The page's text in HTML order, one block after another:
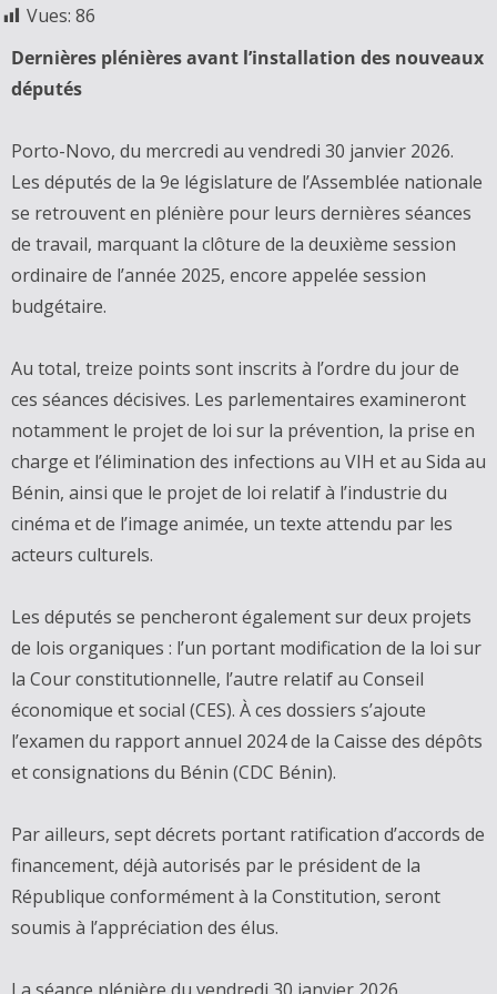
Vues: 86
Dernières plénières avant l’installation des nouveaux
députés
Porto-Novo, du mercredi au vendredi 30 janvier 2026.
Les députés de la 9e législature de l’Assemblée nationale
se retrouvent en plénière pour leurs dernières séances
de travail, marquant la clôture de la deuxième session
ordinaire de l’année 2025, encore appelée session
budgétaire.
Au total, treize points sont inscrits à l’ordre du jour de
ces séances décisives. Les parlementaires examineront
notamment le projet de loi sur la prévention, la prise en
charge et l’élimination des infections au VIH et au Sida au
Bénin, ainsi que le projet de loi relatif à l’industrie du
cinéma et de l’image animée, un texte attendu par les
acteurs culturels.
Les députés se pencheront également sur deux projets
de lois organiques : l’un portant modification de la loi sur
la Cour constitutionnelle, l’autre relatif au Conseil
économique et social (CES). À ces dossiers s’ajoute
l’examen du rapport annuel 2024 de la Caisse des dépôts
et consignations du Bénin (CDC Bénin).
Par ailleurs, sept décrets portant ratification d’accords de
financement, déjà autorisés par le président de la
République conformément à la Constitution, seront
soumis à l’appréciation des élus.